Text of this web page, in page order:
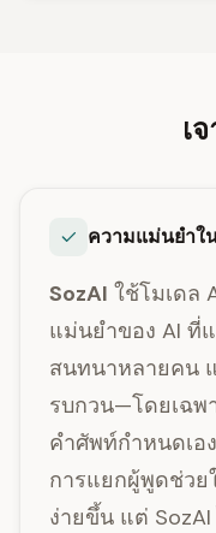
เ
ความแม่นยำใ
SozAI ใช้โมเดล
แม่นยำของ AI ที่
สนทนาหลายคน
รบกวน—โดยเฉพ
คำศัพท์กำหนดเอ
การแยกผู้พูดช่วย
ง่ายขึ้น แต่